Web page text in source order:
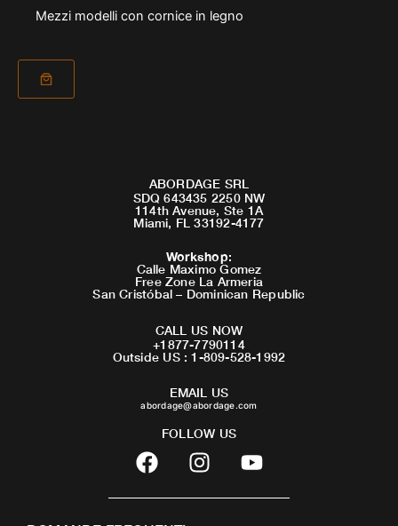
Mezzi modelli con cornice in legno
ABORDAGE SRL
SDQ 643435 2250 NW
114th Avenue, Ste 1A
Miami, FL 33192-4177
Workshop:
Calle Maximo Gomez
Free Zone La Armeria
San Cristóbal – Dominican Republic
CALL US NOW
+1877-7790114
Outside US : 1-809-528-1992
EMAIL US
abordage@abordage.com
FOLLOW US
F
a
c
I
n
s
Y
o
u